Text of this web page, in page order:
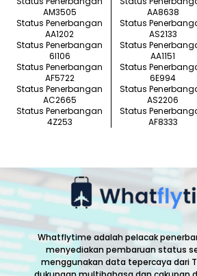
AM3505
AA8638
Status Penerbangan
AA1202
Status
AS2133
Status Penerbangan
6I106
Status
AA1151
Status Penerbangan
AF5722
Status
6E994
Status Penerbangan
AC2665
Status
AS2206
Status Penerbangan
4Z253
Status
AF8333
Whatflytime adalah pelacak
menyediakan pembaruan status
menggunakan data tepercaya dari